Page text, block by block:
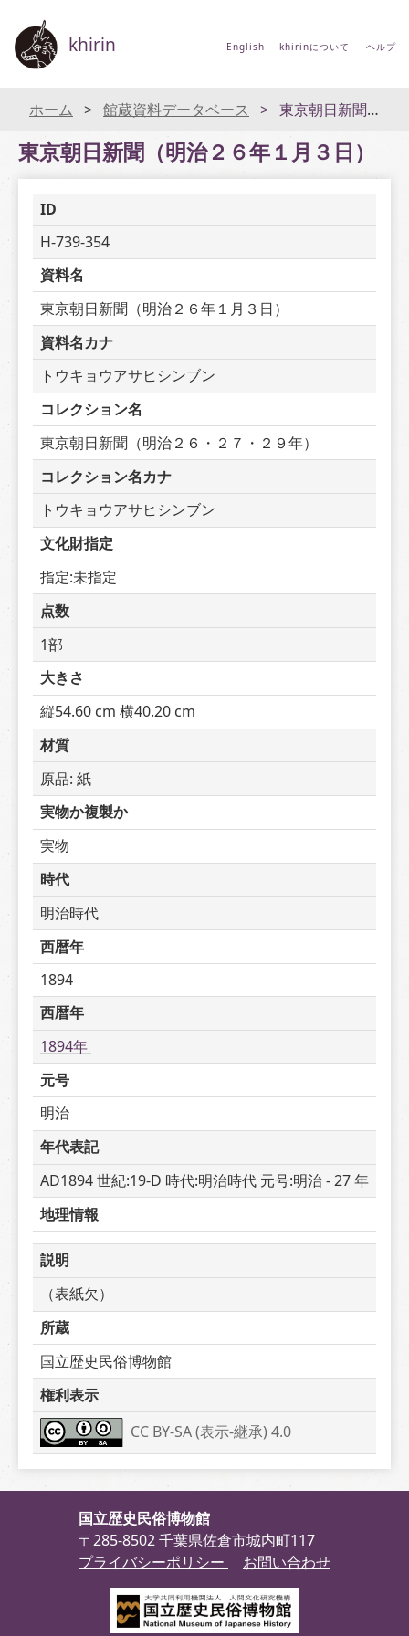
khirin English khirinについて ヘルプ
ホーム 館蔵資料データベース 東京朝日新聞（明治２６年１月３日）
東京朝日新聞（明治２６年１月３日）
ID
H-739-354
資料名
東京朝日新聞（明治２６年１月３日）
資料名カナ
トウキョウアサヒシンブン
コレクション名
東京朝日新聞（明治２６・２７・２９年）
コレクション名カナ
トウキョウアサヒシンブン
文化財指定
指定:未指定
点数
1部
大きさ
縦54.60 cm 横40.20 cm
材質
原品: 紙
実物か複製か
実物
時代
明治時代
西暦年
1894
西暦年
1894年
元号
明治
年代表記
AD1894 世紀:19-D 時代:明治時代 元号:明治 - 27 年
地理情報
説明
（表紙欠）
所蔵
国立歴史民俗博物館
権利表示
CC BY-SA (表示-継承) 4.0
国立歴史民俗博物館
〒285-8502 千葉県佐倉市城内町117
プライバシーポリシー
お問い合わせ